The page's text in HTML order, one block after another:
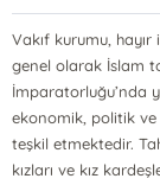
Vakıf kurumu,
genel olarak İslam
İmparatorluğu’nda
ekonomik, politik ve
teşkil etmektedir.
kızları ve kız